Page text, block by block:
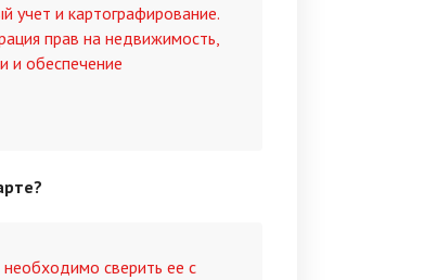
учет и картографирование.
прав на недвижимость,
и обеспечение
сверить ее с